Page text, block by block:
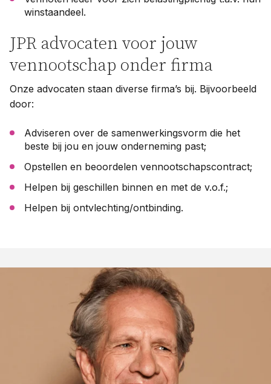
winstaandeel.
JPR advocaten voor jouw
vennootschap onder firma
Onze advocaten staan diverse firma’s bij. Bijvoorbeeld
door:
Adviseren over de samenwerkingsvorm die het
beste bij jou en jouw onderneming past;
Opstellen en beoordelen vennootschapscontract;
Helpen bij geschillen binnen en met de v.o.f.;
Helpen bij ontvlechting/ontbinding.